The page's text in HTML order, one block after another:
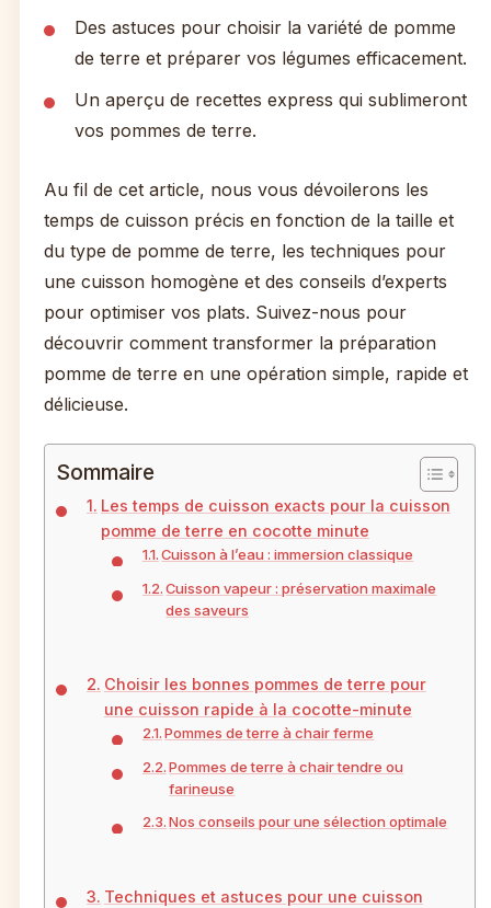
Des astuces pour choisir la variété de pomme
de terre et préparer vos légumes efficacement.
Un aperçu de recettes express qui sublimeront
vos pommes de terre.
Au fil de cet article, nous vous dévoilerons les
temps de cuisson précis en fonction de la taille et
du type de pomme de terre, les techniques pour
une cuisson homogène et des conseils d’experts
pour optimiser vos plats. Suivez-nous pour
découvrir comment transformer la préparation
pomme de terre en une opération simple, rapide et
délicieuse.
Sommaire
Les temps de cuisson exacts pour la cuisson
pomme de terre en cocotte minute
Cuisson à l’eau : immersion classique
Cuisson vapeur : préservation maximale
des saveurs
Choisir les bonnes pommes de terre pour
une cuisson rapide à la cocotte-minute
Pommes de terre à chair ferme
Pommes de terre à chair tendre ou
farineuse
Nos conseils pour une sélection optimale
Techniques et astuces pour une cuisson